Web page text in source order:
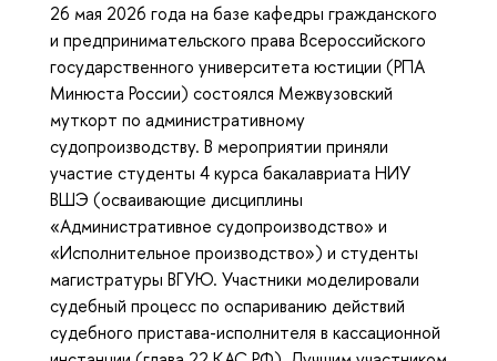
26 мая 2026 года на базе кафедры гражданского
и предпринимательского права Всероссийского
государственного университета юстиции (РПА
Минюста России) состоялся Межвузовский
муткорт по административному
судопроизводству. В мероприятии приняли
участие студенты 4 курса бакалавриата НИУ
ВШЭ (осваивающие дисциплины
«Административное судопроизводство» и
«Исполнительное производство») и студенты
магистратуры ВГУЮ. Участники моделировали
судебный процесс по оспариванию действий
судебного пристава-исполнителя в кассационной